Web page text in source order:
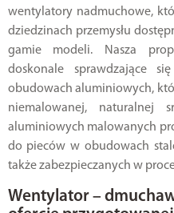
wentylatory nadmuchowe,
dziedzinach przemysłu
gamie modeli. Nasza
doskonale sprawdzające
obudowach aluminiowych,
niemalowanej,
aluminiowych malowanych
do pieców w obudowach
także zabezpieczanych w
Wentylator –